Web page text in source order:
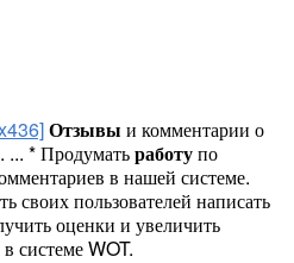
Отзывы и комментарии о
... * Продуматьработупо
в нашей системе.
пользователей написать
оценки и увеличить
системе WOT.